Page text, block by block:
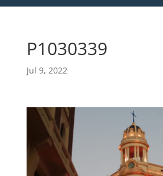
P1030339
Jul 9, 2022